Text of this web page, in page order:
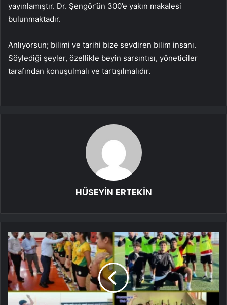
yayınlamıştır. Dr. Şengör’ün 300’e yakın makalesi
bulunmaktadır.
Anlıyorsun; bilimi ve tarihi bize sevdiren bilim insanı.
Söylediği şeyler, özellikle beyin sarsıntısı, yöneticiler
tarafından konuşulmalı ve tartışılmalıdır.
HÜSEYİN ERTEKİN